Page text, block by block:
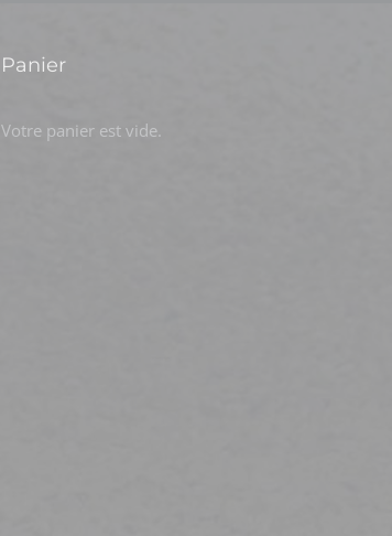
Panier
Votre panier est vide.